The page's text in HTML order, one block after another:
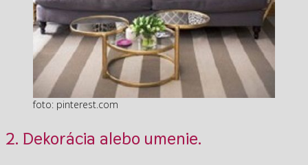
foto: pinterest.com
2. Dekorácia alebo umenie.